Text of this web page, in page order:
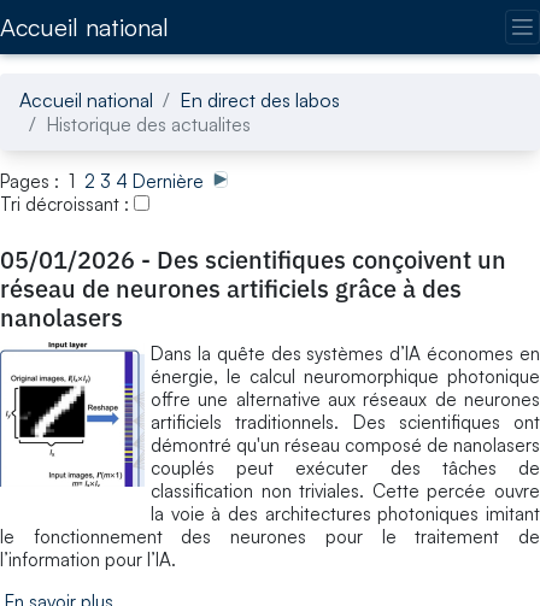
Accueil national
Accueil national
En direct des labos
Historique des actualites
Pages : 1 2 3 4 Dernière
Tri décroissant :
05/01/2026 - Des scientifiques conçoivent un
réseau de neurones artificiels grâce à des
nanolasers
Dans la quête des systèmes d’IA économes en
énergie, le calcul neuromorphique photonique
offre une alternative aux réseaux de neurones
artificiels traditionnels. Des scientifiques ont
démontré qu'un réseau composé de nanolasers
couplés peut exécuter des tâches de
classification non triviales. Cette percée ouvre
la voie à des architectures photoniques imitant
le fonctionnement des neurones pour le traitement de
l’information pour l’IA.